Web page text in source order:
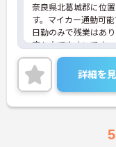
奈良県北葛城郡に位
す。マイカー通勤可能
日勤のみで残業はあ
定も立てやすいです。
賞与は計4.5ヶ月分の
チベーションアップ
ご興味のある方には
に詳細をお話しいた
さい！
詳細を
5